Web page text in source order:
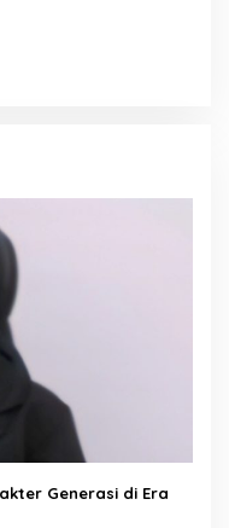
Generasi di Era